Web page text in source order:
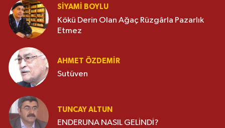
SIYAMI BOYLU
Kökü Derin Olan Ağaç Rüzgârla Pazarlık
Etmez
AHMET ÖZDEMIR
Sutüven
TUNCAY ALTUN
ENDERUNA NASIL GELİNDİ?